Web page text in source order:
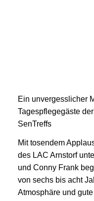
Ein unvergesslicher
Tagespflegegäste
SenTreffs
Mit tosendem
des LAC Arnstorf
und Conny Frank
von sechs bis acht
Atmosphäre und